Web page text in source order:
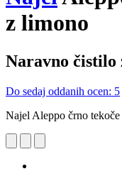
z limono
Naravno čistilo
Do sedaj oddanih ocen: 5
Najel Aleppo črno